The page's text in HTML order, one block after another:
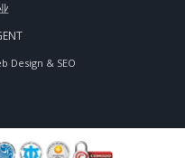
Design & SEO